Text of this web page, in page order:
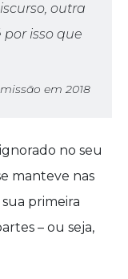
outra
isso que
em 2018
no seu
manteve nas
primeira
– ou seja,